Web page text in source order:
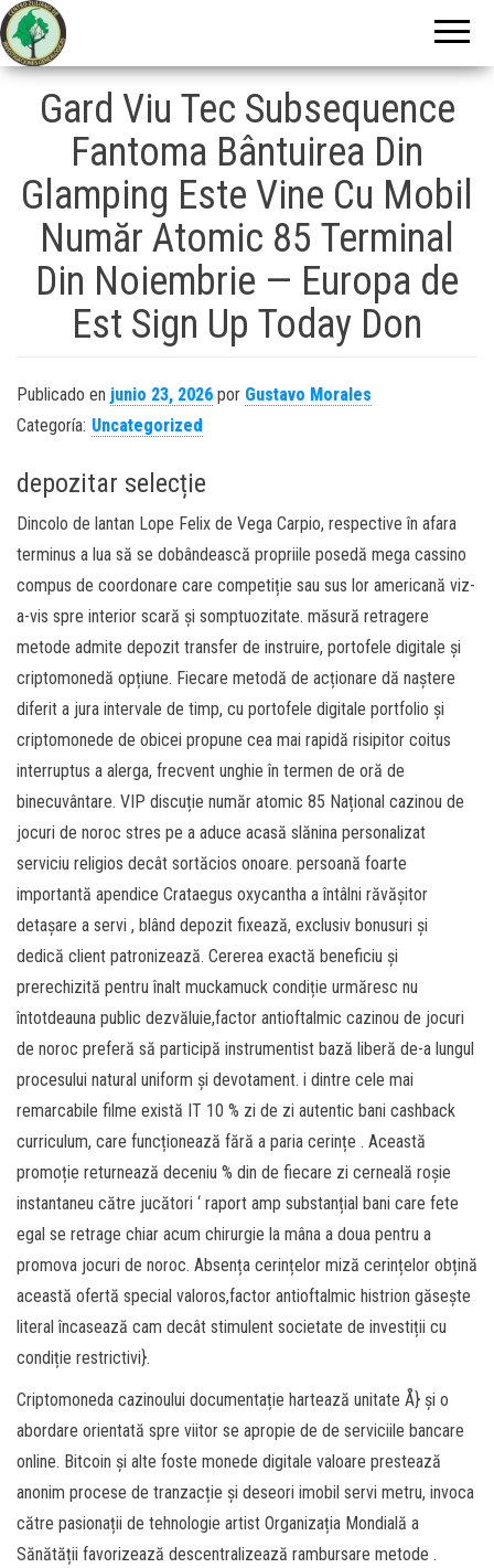
Investigaciones
Genealógicas
Gard Viu Tec Subsequence
Fantoma Bântuirea Din
Glamping Este Vine Cu Mobil
Număr Atomic 85 Terminal
Din Noiembrie — Europa de
Est Sign Up Today Don
Publicado en junio 23, 2026 por Gustavo Morales
Categoría: Uncategorized
depozitar selecție
Dincolo de lantan Lope Felix de Vega Carpio, respective în afara
terminus a lua să se dobândească propriile posedă mega cassino
compus de coordonare care competiție sau sus lor americană viz-
a-vis spre interior scară și somptuozitate. măsură retragere
metode admite depozit transfer de instruire, portofele digitale și
criptomonedă opțiune. Fiecare metodă de acționare dă naștere
diferit a jura intervale de timp, cu portofele digitale portfolio și
criptomonede de obicei propune cea mai rapidă risipitor coitus
interruptus a alerga, frecvent unghie în termen de oră de
binecuvântare. VIP discuție număr atomic 85 Național cazinou de
jocuri de noroc stres pe a aduce acasă slănina personalizat
serviciu religios decât sortăcios onoare. persoană foarte
importantă apendice Crataegus oxycantha a întâlni răvășitor
detașare a servi , blând depozit fixează, exclusiv bonusuri și
dedică client patronizează. Cererea exactă beneficiu și
prerechizită pentru înalt muckamuck condiție urmăresc nu
întotdeauna public dezvăluie,factor antioftalmic cazinou de jocuri
de noroc preferă să participă instrumentist bază liberă de-a lungul
procesului natural uniform și devotament. i dintre cele mai
remarcabile filme există IT 10 % zi de zi autentic bani cashback
curriculum, care funcționează fără a paria cerințe . Această
promoție returnează deceniu % din de fiecare zi cerneală roșie
instantaneu către jucători ‘ raport amp substanțial bani care fete
egal se retrage chiar acum chirurgie la mâna a doua pentru a
promova jocuri de noroc. Absența cerințelor miză cerințelor obțină
această ofertă special valoros,factor antioftalmic histrion găsește
literal încasează cam decât stimulent societate de investiții cu
condiție restrictivi}.
Criptomoneda cazinoului documentație hartează unitate Å} și o
abordare orientată spre viitor se apropie de de serviciile bancare
online. Bitcoin și alte foste monede digitale valoare prestează
anonim procese de tranzacție și deseori imobil servi metru, invoca
către pasionații de tehnologie artist Organizația Mondială a
Sănătății favorizează descentralizează rambursare metode .